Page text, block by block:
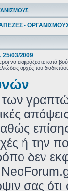
-
25/03/2009
να εκφράζεστε κατά
αρχές του
των
ή την
δεν
σας ότι